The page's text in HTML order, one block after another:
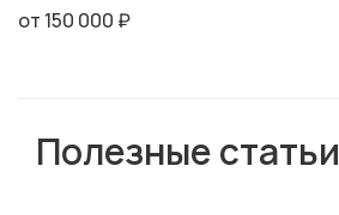
от 150 000 ₽
Полезные статьи